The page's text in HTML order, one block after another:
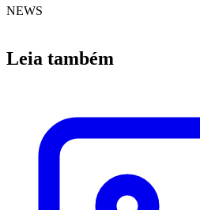
NEWS
Leia também